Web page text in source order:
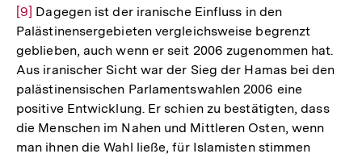
[9] Dagegen ist der iranische Einfluss in den
Palästinensergebieten vergleichsweise begrenzt
geblieben, auch wenn er seit 2006 zugenommen hat.
Aus iranischer Sicht war der Sieg der Hamas bei den
palästinensischen Parlamentswahlen 2006 eine
positive Entwicklung. Er schien zu bestätigten, dass
die Menschen im Nahen und Mittleren Osten, wenn
man ihnen die Wahl ließe, für Islamisten stimmen